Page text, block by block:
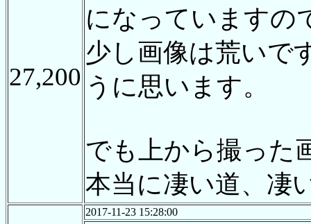
27,200
になっていますの
少し画像は荒いで
うに思います。
でも上から撮った
本当に凄い道、凄
2017-11-23 15:28:00